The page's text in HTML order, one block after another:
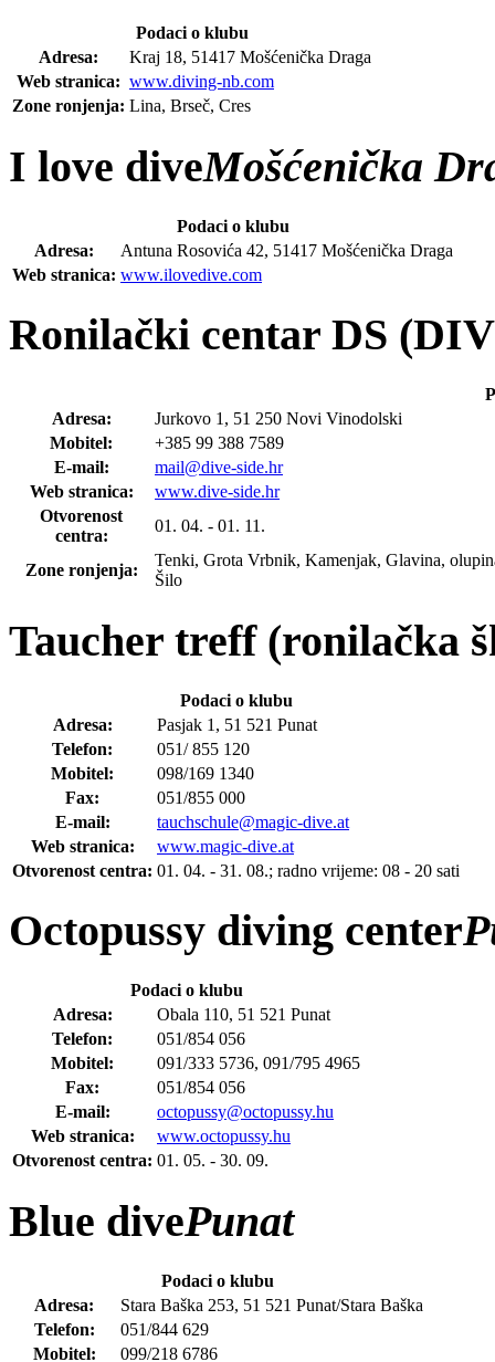
Podaci o klubu
Adresa:
Kraj 18, 51417 Mošćenička Draga
Web stranica: www.diving-nb.com
Zone ronjenja: Lina, Brseč, Cres
I love diveMošćenička
Podaci o klubu
Adresa:
Antuna Rosovića 42, 51417 Mošćenička Draga
Web stranica: www.ilovedive.com
Ronilački centar DS
Adresa:
Jurkovo 1, 51 250 Novi Vinodolski
Mobitel:
+385 99 388 7589
E-mail:
mail@dive-side.hr
Web stranica:
www.dive-side.hr
Otvorenost
centra:
01. 04. - 01. 11.
Zone ronjenja:
Tenki, Grota Vrbnik, Kamenjak, Glavina,
Šilo
Taucher treff (ronilačka
Podaci o klubu
Adresa:
Pasjak 1, 51 521 Punat
Telefon:
051/ 855 120
Mobitel:
098/169 1340
Fax:
051/855 000
E-mail:
tauchschule@magic-dive.at
Web stranica:
www.magic-dive.at
Otvorenost centra: 01. 04. - 31. 08.; radno vrijeme: 08 - 20 sati
Octopussy diving center
Podaci o klubu
Adresa:
Obala 110, 51 521 Punat
Telefon:
051/854 056
Mobitel:
091/333 5736, 091/795 4965
Fax:
051/854 056
E-mail:
octopussy@octopussy.hu
Web stranica:
www.octopussy.hu
Otvorenost centra: 01. 05. - 30. 09.
Blue divePunat
Podaci o klubu
Adresa:
Stara Baška 253, 51 521 Punat/Stara Baška
Telefon:
051/844 629
Mobitel:
099/218 6786